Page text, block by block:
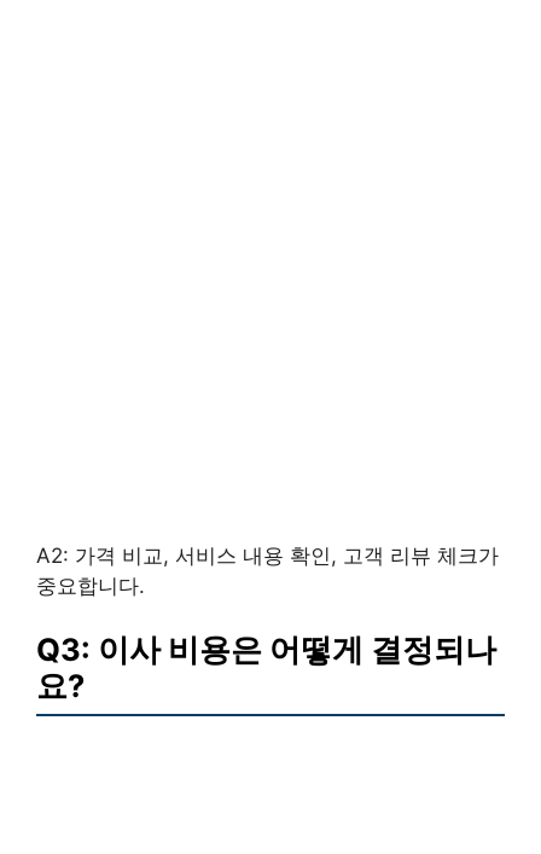
A2: 가격 비교, 서비스 내용 확인, 고객 리뷰 체크가
중요합니다.
Q3: 이사 비용은 어떻게 결정되나
요?